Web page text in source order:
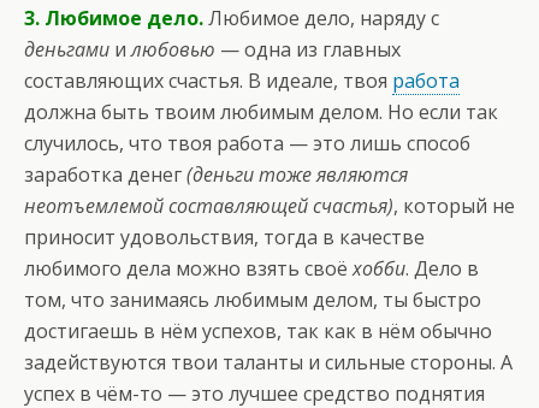
3. Любимое дело.Любимое дело, наряду с
деньгами илюбовью — одна из главных
составляющих счастья. В идеале, твоя работа
должна быть твоим любимым делом. Но если так
случилось, что твоя работа — это лишь способ
заработка денег(деньги тоже являются
неотъемлемой составляющей счастья), который не
приносит удовольствия, тогда в качестве
любимого дела можно взять своёхобби. Дело в
том, что занимаясь любимым делом, ты быстро
достигаешь в нём успехов, так как в нём обычно
задействуются твои таланты и сильные стороны. А
успех в чём-то — это лучшее средство поднятия